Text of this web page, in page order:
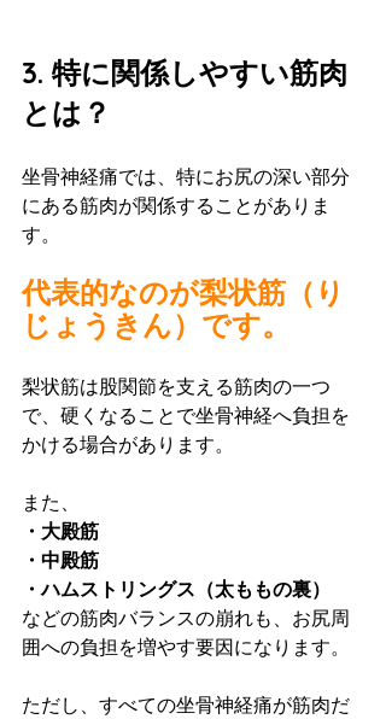
3. 特に関係しやすい筋肉
とは？
坐骨神経痛では、特にお尻の深い部分
にある筋肉が関係することがありま
す。
代表的なのが梨状筋（り
じょうきん）です。
梨状筋は股関節を支える筋肉の一つ
で、硬くなることで坐骨神経へ負担を
かける場合があります。
また、
・大殿筋
・中殿筋
・ハムストリングス（太ももの裏）
などの筋肉バランスの崩れも、お尻周
囲への負担を増やす要因になります。
ただし、すべての坐骨神経痛が筋肉だ